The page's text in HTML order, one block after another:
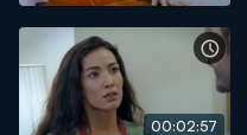
00:02:57